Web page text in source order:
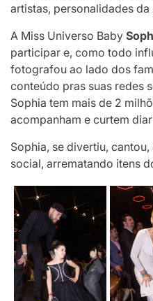
artistas, personalidades
A Miss Universo Baby
participar e, como todo
fotografou ao lado dos
conteúdo pras suas redes
Sophia tem mais de 2
acompanham e curtem
Sophia, se divertiu,
social, arrematando itens